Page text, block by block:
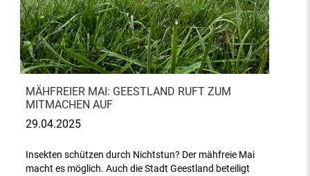
MÄHFREIER MAI: GEESTLAND RUFT ZUM
MITMACHEN AUF
29.04.2025
Insekten schützen durch Nichtstun? Der mähfreie Mai
macht es möglich. Auch die Stadt Geestland beteiligt